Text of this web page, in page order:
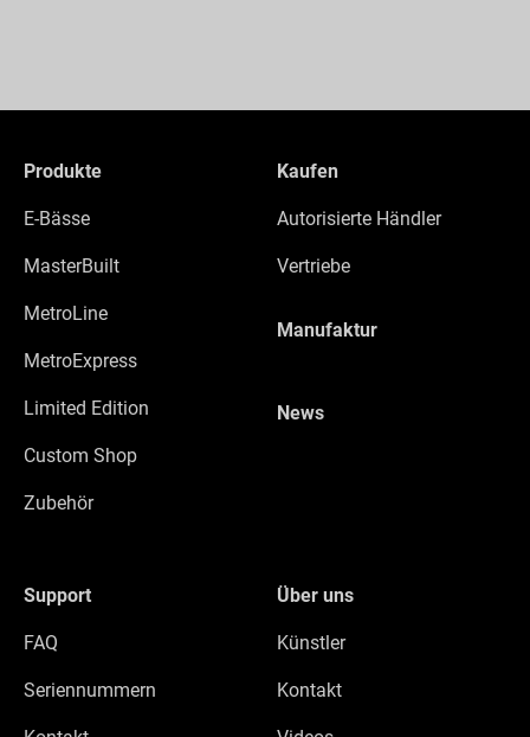
Produkte
E-Bässe
MasterBuilt
MetroLine
MetroExpress
Limited Edition
Custom Shop
Zubehör
Kaufen
Autorisierte Händler
Vertriebe
Manufaktur
News
Support
FAQ
Seriennummern
Über uns
Künstler
Kontakt